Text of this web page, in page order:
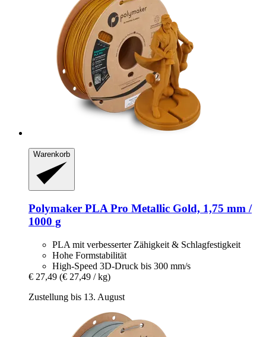
Warenkorb
Polymaker PLA Pro Metallic Gold, 1,75 mm /
1000 g
PLA mit verbesserter Zähigkeit & Schlagfestigkeit
Hohe Formstabilität
High-Speed 3D-Druck bis 300 mm/s
€ 27,49 (€ 27,49 / kg)
Zustellung bis 13. August